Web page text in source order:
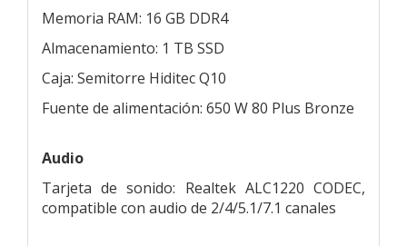
Memoria RAM: 16 GB DDR4
Almacenamiento: 1 TB SSD
Caja: Semitorre Hiditec Q10
Fuente de alimentación: 650 W 80 Plus Bronze
Audio
Tarjeta de sonido: Realtek ALC1220 CODEC,
compatible con audio de 2/4/5.1/7.1 canales